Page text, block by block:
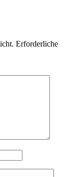
Erforderliche